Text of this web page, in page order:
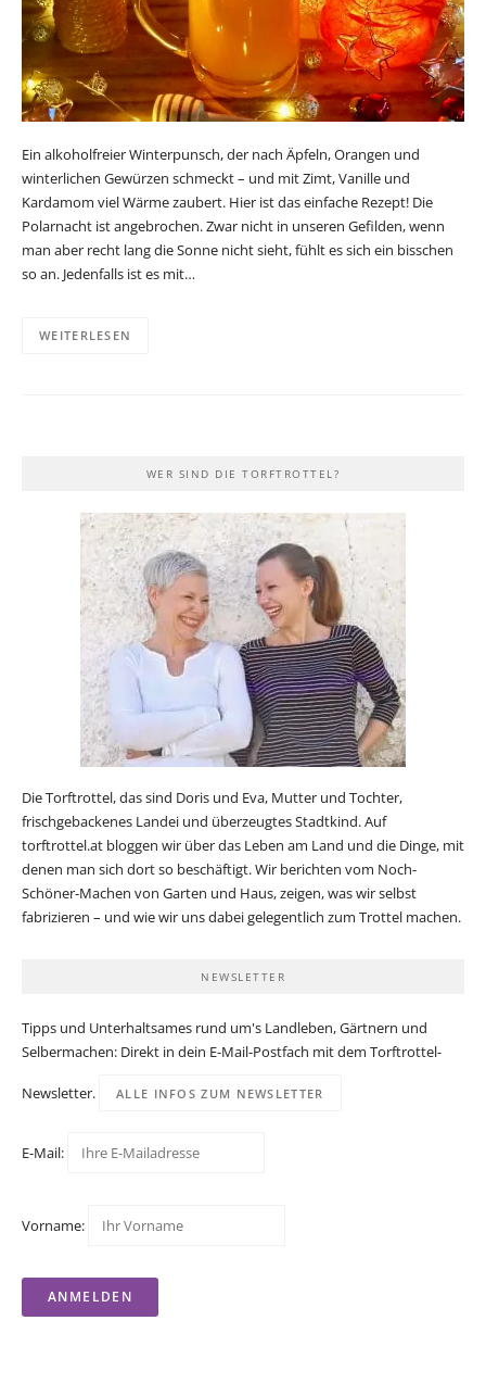
Ein alkoholfreier Winterpunsch, der nach Äpfeln, Orangen und
winterlichen Gewürzen schmeckt – und mit Zimt, Vanille und
Kardamom viel Wärme zaubert. Hier ist das einfache Rezept! Die
Polarnacht ist angebrochen. Zwar nicht in unseren Gefilden, wenn
man aber recht lang die Sonne nicht sieht, fühlt es sich ein bisschen
so an. Jedenfalls ist es mit…
WEITERLESEN
WER SIND DIE TORFTROTTEL?
Die Torftrottel, das sind Doris und Eva, Mutter und Tochter,
frischgebackenes Landei und überzeugtes Stadtkind. Auf
torftrottel.at bloggen wir über das Leben am Land und die Dinge, mit
denen man sich dort so beschäftigt. Wir berichten vom Noch-
Schöner-Machen von Garten und Haus, zeigen, was wir selbst
fabrizieren – und wie wir uns dabei gelegentlich zum Trottel machen.
NEWSLETTER
Tipps und Unterhaltsames rund um's Landleben, Gärtnern und
Selbermachen: Direkt in dein E-Mail-Postfach mit dem Torftrottel-
Newsletter. ALLE INFOS ZUM NEWSLETTER
E-Mail:
Vorname: